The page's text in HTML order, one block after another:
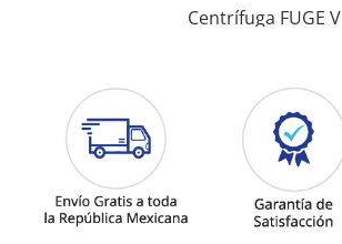
Centrífuga FUGE V